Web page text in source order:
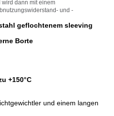
wird dann mit einem
und -
geflochtenem sleeving
Borte
+150°C
und einem langen